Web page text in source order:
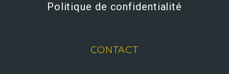
Politique de confidentialité
CONTACT